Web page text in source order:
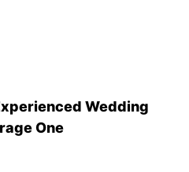
Wedding
One